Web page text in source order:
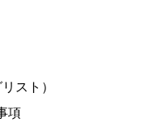
スト）
項